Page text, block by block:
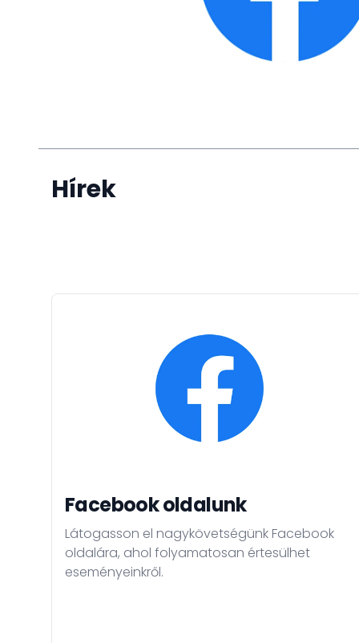
Hírek
Facebook oldalunk
Látogasson el nagykövetségünk Facebook
oldalára, ahol folyamatosan értesülhet
eseményeinkről.